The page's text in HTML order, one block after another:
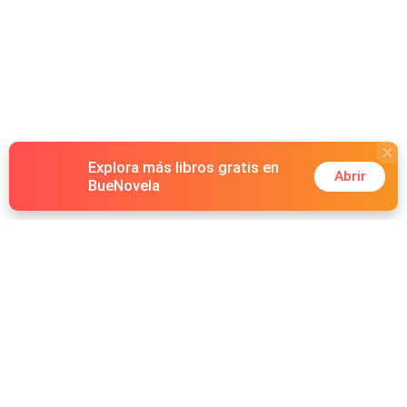
Explora más libros gratis en
BueNovela
Abrir